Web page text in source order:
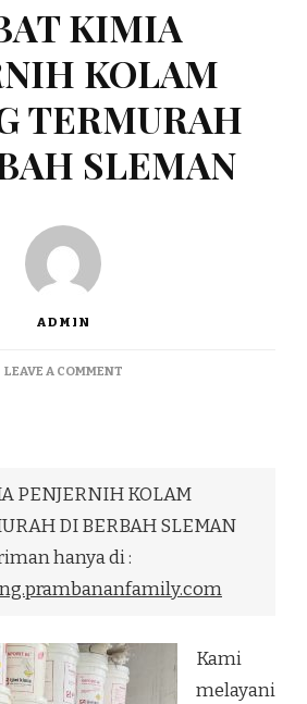
KIMIA
KOLAM
TERMURAH
SLEMAN
ADMIN
LEAVE A COMMENTON
RENANG
DI
BERBAH
PENJERNIH KOLAM
DI BERBAH SLEMAN
hanya di :
Kami
melayani